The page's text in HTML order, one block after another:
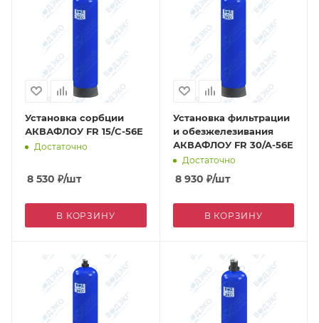
Установка сорбции
АКВАФЛОУ FR 15/C-56E
Достаточно
8 530 ₽/шт
В КОРЗИНУ
Установка фильтрации
и обезжелезивания
АКВАФЛОУ FR 30/A-56E
Достаточно
8 930 ₽/шт
В КОРЗИНУ